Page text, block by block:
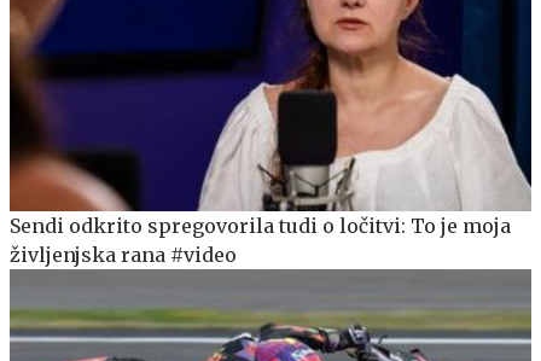
Sendi odkrito spregovorila tudi o ločitvi: To je moja
življenjska rana #video